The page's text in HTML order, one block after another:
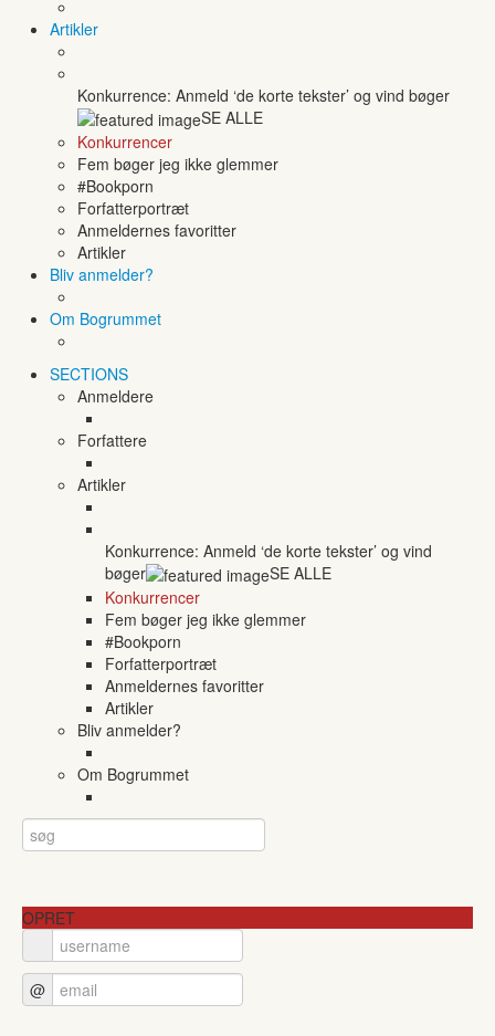
Artikler
Konkurrence: Anmeld ‘de korte tekster’ og vind bøger
SE ALLE
Konkurrencer
Fem bøger jeg ikke glemmer
#Bookporn
Forfatterportræt
Anmeldernes favoritter
Artikler
Bliv anmelder?
Om Bogrummet
SECTIONS
Anmeldere
Forfattere
Artikler
Konkurrence: Anmeld ‘de korte tekster’ og vind
bøger
SE ALLE
Konkurrencer
Fem bøger jeg ikke glemmer
#Bookporn
Forfatterportræt
Anmeldernes favoritter
Artikler
Bliv anmelder?
Om Bogrummet
OPRET
@